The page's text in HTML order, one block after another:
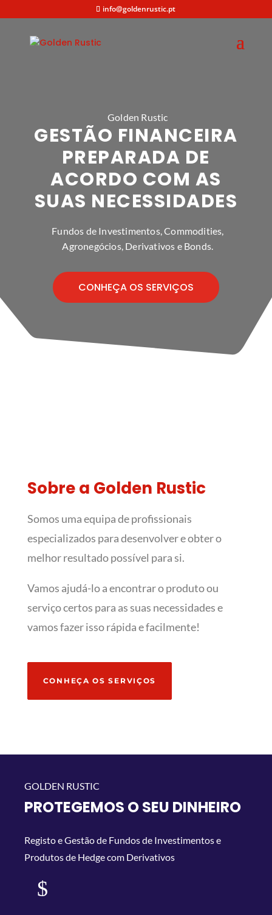
info@goldenrustic.pt
Golden Rustic
GESTÃO FINANCEIRA
PREPARADA DE
ACORDO COM AS
SUAS NECESSIDADES
Fundos de Investimentos, Commodities,
Agronegócios, Derivativos e Bonds.
CONHEÇA OS SERVIÇOS
Sobre a Golden Rustic
Somos uma equipa de profissionais
especializados para desenvolver e obter o
melhor resultado possível para si.
Vamos ajudá-lo a encontrar o produto ou
serviço certos para as suas necessidades e
vamos fazer isso rápida e facilmente!
CONHEÇA OS SERVIÇOS
PROTEGEMOS O SEU DINHEIRO
Registo e Gestão de Fundos de Investimentos e
Produtos de Hedge com Derivativos